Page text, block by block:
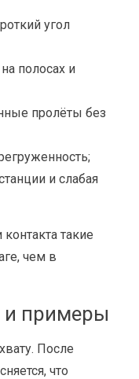
угол
полосах и
пролёты без
и слабая
такие
чем в
и примеры
После
что